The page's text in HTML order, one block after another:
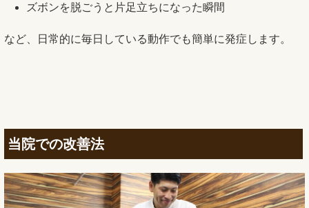
ズボンを脱ごうと片足立ちになった瞬間
など、日常的に毎日している動作でも簡単に発症します。
当院での改善法